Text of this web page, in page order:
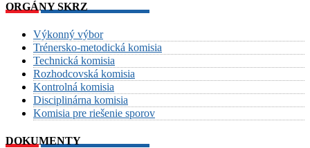
ORGÁNY SKRZ
Výkonný výbor
Trénersko-metodická komisia
Technická komisia
Rozhodcovská komisia
Kontrolná komisia
Disciplinárna komisia
Komisia pre riešenie sporov
DOKUMENTY